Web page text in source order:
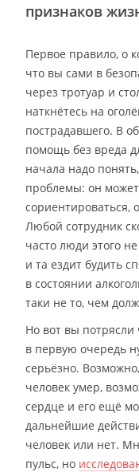
признаков
Первое правило, о
что вы сами в
через тротуар и
наткнётесь на
пострадавшего. В
помощь без вреда
начала надо
проблемы: он
сориентироваться,
Любой сотрудник
часто люди этого
и та ездит будить
в состоянии
таки не то, чем
Но вот вы потрясли
в первую очередь
серьёзно.
человек умер,
сердце и его ещё
дальнейшие
человек или нет.
пульс, но